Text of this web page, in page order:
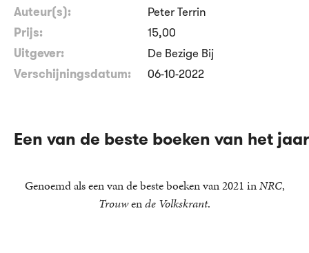
Auteur(s):
Peter Terrin
Prijs:
15,00
Uitgever:
De Bezige Bij
Verschijningsdatum:
06-10-2022
Een van de beste boeken van het jaar
Genoemd als een van de beste boeken van 2021 inNRC,
Trouwende Volkskrant.